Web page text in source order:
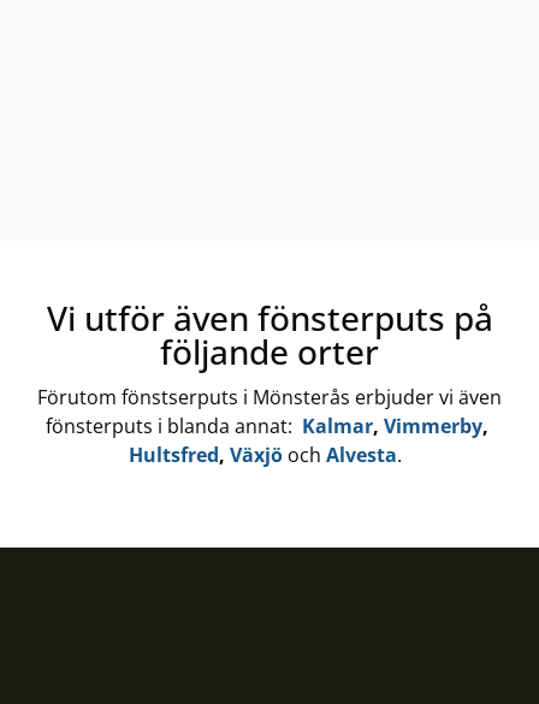
Vi utför även fönsterputs på
följande orter
Förutom fönstserputs i Mönsterås erbjuder vi även
fönsterputs i blanda annat: Kalmar, Vimmerby,
Hultsfred, Växjöoch Alvesta.